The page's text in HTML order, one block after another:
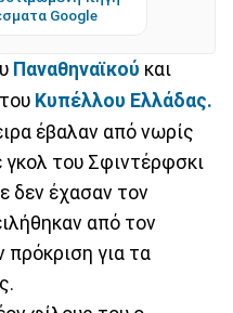
Google
Παναθηναϊκού και
Κυπέλλου Ελλάδας.
έβαλαν από νωρίς
γκολ του Σφιντέρφσκι
δεν έχασαν τον
από τον
πρόκριση για τα